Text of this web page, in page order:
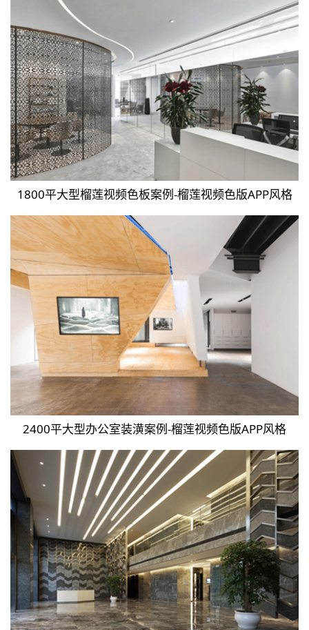
1800平大型榴莲视频色板案例-榴莲视频色版APP风格
2400平大型办公室装潢案例-榴莲视频色版APP风格